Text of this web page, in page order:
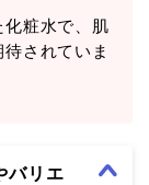
化粧水で、肌
されていま
バリエ